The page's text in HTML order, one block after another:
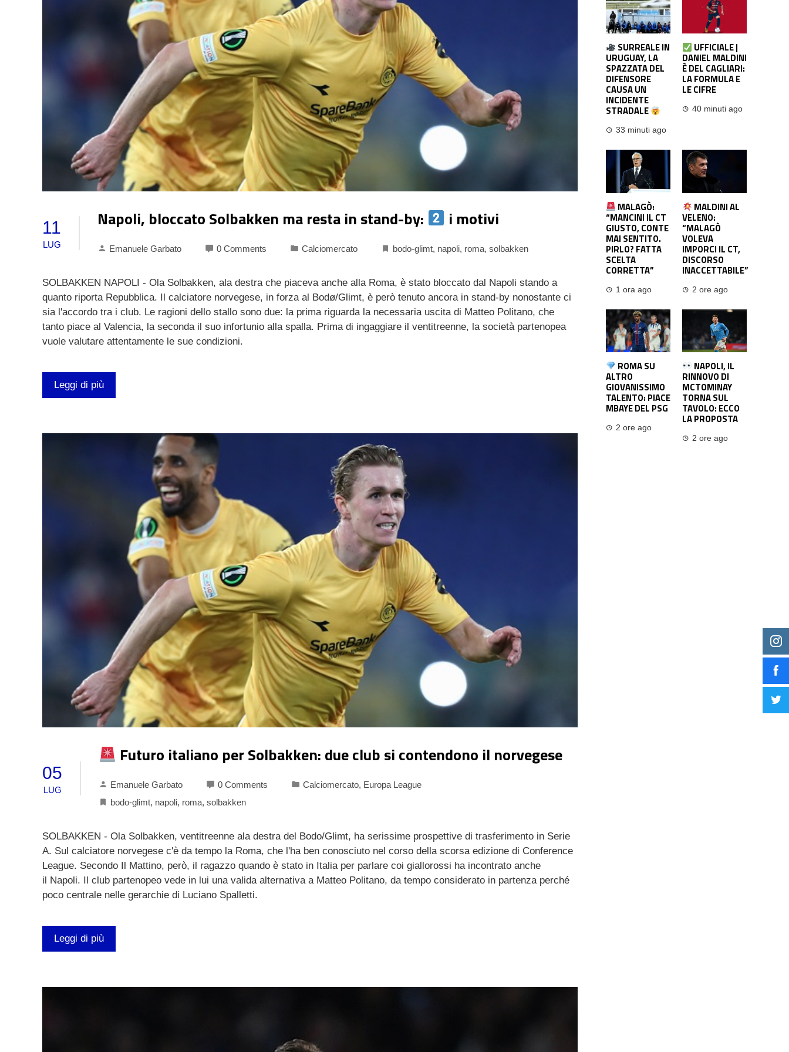
11
LUG
Napoli, bloccato Solbakken ma resta in stand-by: i motivi
Emanuele Garbato 0 Comments Calciomercato bodo-glimt, napoli, roma, solbakken
SOLBAKKEN NAPOLI - Ola Solbakken, ala destra che piaceva anche alla Roma, è stato bloccato dal Napoli stando a
quanto riporta Repubblica. Il calciatore norvegese, in forza al Bodø/Glimt, è però tenuto ancora in stand-by nonostante ci
sia l'accordo tra i club. Le ragioni dello stallo sono due: la prima riguarda la necessaria uscita di Matteo Politano, che
tanto piace al Valencia, la seconda il suo infortunio alla spalla. Prima di ingaggiare il ventitreenne, la società partenopea
vuole valutare attentamente le sue condizioni.
Leggi di più
05
LUG
Futuro italiano per Solbakken: due club si contendono il norvegese
Emanuele Garbato 0 Comments Calciomercato, Europa League
bodo-glimt, napoli, roma, solbakken
SOLBAKKEN - Ola Solbakken, ventitreenne ala destra del Bodo/Glimt, ha serissime prospettive di trasferimento in Serie
A. Sul calciatore norvegese c'è da tempo la Roma, che l'ha ben conosciuto nel corso della scorsa edizione di Conference
League. Secondo Il Mattino, però, il ragazzo quando è stato in Italia per parlare coi giallorossi ha incontrato anche
il Napoli. Il club partenopeo vede in lui una valida alternativa a Matteo Politano, da tempo considerato in partenza perché
poco centrale nelle gerarchie di Luciano Spalletti.
Leggi di più
SURREALE IN
URUGUAY, LA
SPAZZATA DEL
DIFENSORE
CAUSA UN
INCIDENTE
STRADALE
33 minuti ago
UFFICIALE |
DANIEL MALDINI
È DEL CAGLIARI:
LA FORMULA E
LE CIFRE
40 minuti ago
MALAGÒ:
“MANCINI IL CT
GIUSTO, CONTE
MAI SENTITO.
PIRLO? FATTA
SCELTA
CORRETTA”
1 ora ago
MALDINI AL
VELENO:
“MALAGÒ
VOLEVA
IMPORCI IL CT,
DISCORSO
INACCETTABILE”
2 ore ago
ROMA SU
ALTRO
GIOVANISSIMO
TALENTO: PIACE
MBAYE DEL PSG
2 ore ago
NAPOLI, IL
RINNOVO DI
MCTOMINAY
TORNA SUL
TAVOLO: ECCO
LA PROPOSTA
2 ore ago